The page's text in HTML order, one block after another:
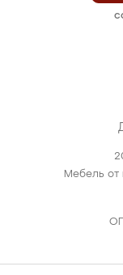
Мебель от